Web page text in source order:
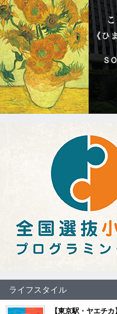
ライフスタイル
【東京駅・ヤエチ